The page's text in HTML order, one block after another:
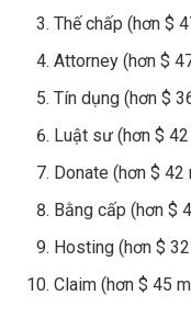
Thế chấp (hơn $
Attorney (hơn $
Tín dụng (hơn $
Luật sư (hơn $
Donate (hơn $ 42
Bằng cấp (hơn $
Hosting (hơn $
Claim (hơn $ 45